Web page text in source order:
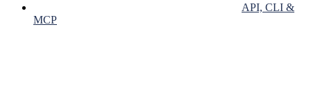
API, CLI &
MCP